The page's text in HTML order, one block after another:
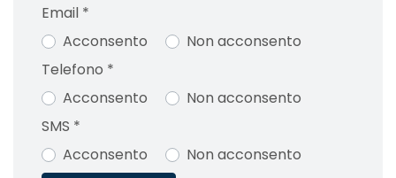
Email *
Acconsento
Non acconsento
Telefono *
Acconsento
Non acconsento
SMS *
Acconsento
Non acconsento